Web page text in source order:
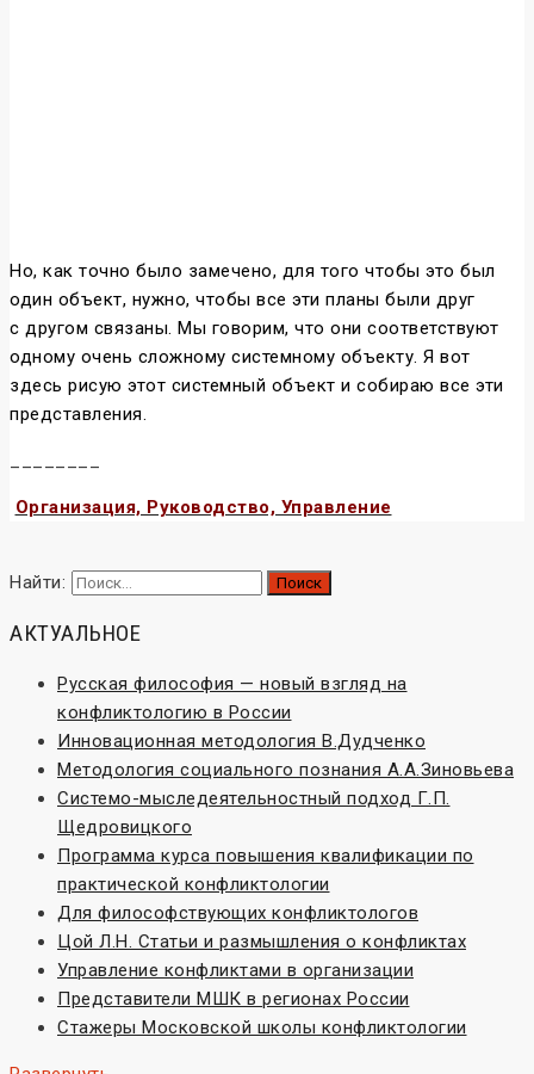
Но, как точно было замечено, для того чтобы это был
один объект, нужно, чтобы все эти планы были друг
с другом связаны. Мы говорим, что они соответствуют
одному очень сложному системному объекту. Я вот
здесь рисую этот системный объект и собираю все эти
представления.
Организация, Руководство, Управление
Найти:
АКТУАЛЬНОЕ
Русская философия — новый взгляд на
конфликтологию в России
Инновационная методология В.Дудченко
Методология социального познания А.А.Зиновьева
Системо-мыследеятельностный подход Г.П.
Щедровицкого
Программа курса повышения квалификации по
практической конфликтологии
Для философствующих конфликтологов
Цой Л.Н. Статьи и размышления о конфликтах
Управление конфликтами в организации
Представители МШК в регионах России
Стажеры Московской школы конфликтологии